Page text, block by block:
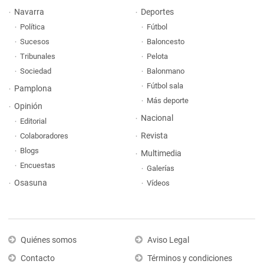
Navarra
Política
Sucesos
Tribunales
Sociedad
Pamplona
Opinión
Editorial
Colaboradores
Blogs
Encuestas
Osasuna
Deportes
Fútbol
Baloncesto
Pelota
Balonmano
Fútbol sala
Más deporte
Nacional
Revista
Multimedia
Galerías
Vídeos
Quiénes somos
Contacto
Aviso Legal
Términos y condiciones